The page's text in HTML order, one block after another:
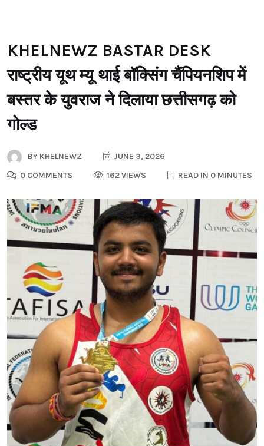
KHELNEWZ BASTAR DESK
राष्ट्रीय यूथ म्यू थाई बॉक्सिंग चैंपियनशिप में
बस्तर के युवराज ने दिलाया छत्तीसगढ़ को
गोल्ड
BY KHELNEWZ
JUNE 3, 2026
0 COMMENTS
162 VIEWS READ IN 0 MINUTES